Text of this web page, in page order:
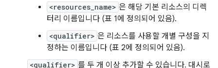
<resources_name> 은 해당 기본 리소스의 디렉
터리 이름입니다 (표 1에 정의되어 있음).
<qualifier> 은 리소스를 사용할 개별 구성을 지
정하는 이름입니다 (표 2에 정의되어 있음).
<qualifier> 를 두 개 이상 추가할 수 있습니다. 대시로